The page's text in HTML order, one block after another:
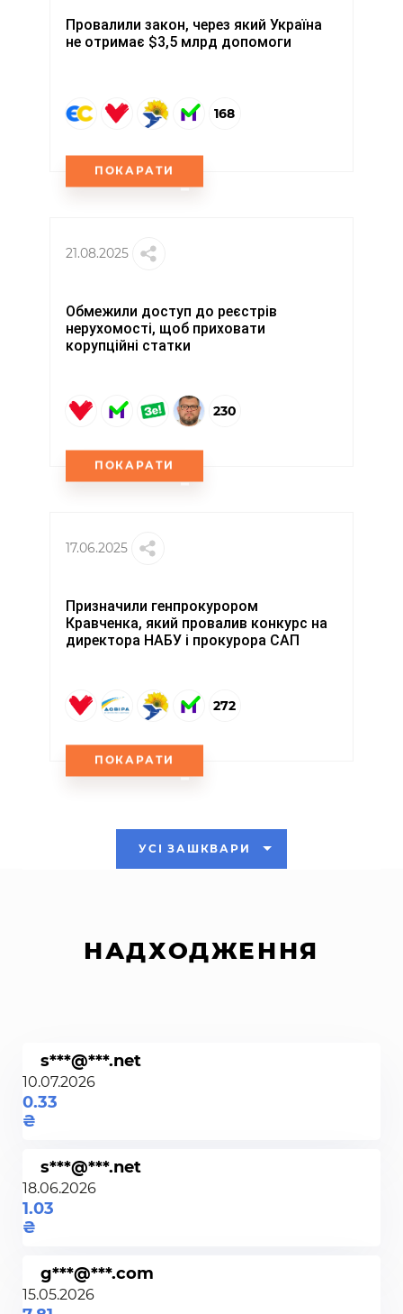
Провалили закон, через який Україна
не отримає $3,5 млрд допомоги
168
ПОКАРАТИ
21.08.2025
Обмежили доступ до реєстрів
нерухомості, щоб приховати
корупційні статки
230
ПОКАРАТИ
17.06.2025
Призначили генпрокурором
Кравченка, який провалив конкурс на
директора НАБУ і прокурора САП
272
ПОКАРАТИ
УСІ ЗАШКВАРИ
НАДХОДЖЕННЯ
s***@***.net
10.07.2026
0.33
s***@***.net
18.06.2026
1.03
g***@***.com
15.05.2026